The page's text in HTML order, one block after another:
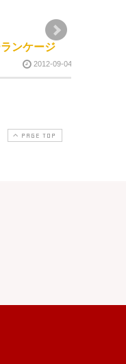
ンケージ
2012-09-04
PAGE TOP